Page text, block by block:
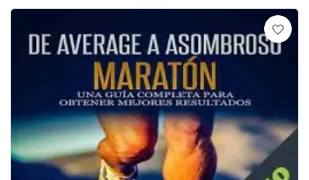
favorite_border